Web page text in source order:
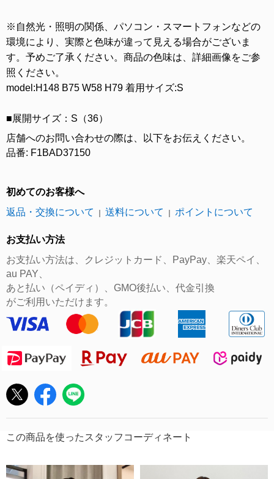
※自然光・照明の関係、パソコン・スマートフォンなどの
環境により、実際と色味が違って見える場合がございま
す。予めご了承ください。商品の色味は、詳細画像をご参
照ください。
model:H148 B75 W58 H79 着用サイズ:S
■展開サイズ：S（36）
店舗へのお問い合わせの際は、以下をお伝えください。
品番: F1BAD37150
初めてのお客様へ
返品・交換について
｜ 送料について ｜ ポイントについて
お支払い方法
お支払い方法は、クレジットカード、PayPay、楽天ペイ、
au PAY、
あと払い（ペイディ）、GMO後払い、代金引換
がご利用いただけます。
この商品を使ったスタッフコーディネート